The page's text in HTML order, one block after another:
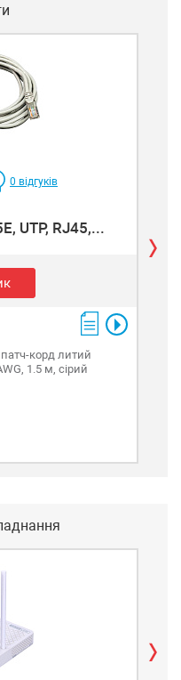
0 відгуків
UTP, RJ45,...
патч-корд литий
1.5 м, сірий